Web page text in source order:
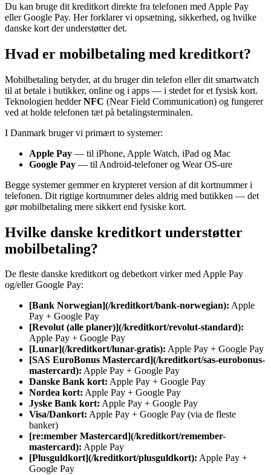
Du kan bruge dit kreditkort direkte fra telefonen med Apple Pay
eller Google Pay. Her forklarer vi opsætning, sikkerhed, og hvilke
danske kort der understøtter det.
Hvad er mobilbetaling med kreditkort?
Mobilbetaling betyder, at du bruger din telefon eller dit smartwatch
til at betale i butikker, online og i apps — i stedet for et fysisk kort.
Teknologien hedderNFC (Near Field Communication) og fungerer
ved at holde telefonen tæt på betalingsterminalen.
I Danmark bruger vi primært to systemer:
Apple Pay — til iPhone, Apple Watch, iPad og Mac
Google Pay — til Android-telefoner og Wear OS-ure
Begge systemer gemmer en krypteret version af dit kortnummer i
telefonen. Dit rigtige kortnummer deles aldrig med butikken — det
gør mobilbetaling mere sikkert end fysiske kort.
Hvilke danske kreditkort understøtter
mobilbetaling?
De fleste danske kreditkort og debetkort virker med Apple Pay
og/eller Google Pay:
[Bank Norwegian](/kreditkort/bank-norwegian): Apple
Pay + Google Pay
[Revolut (alle planer)](/kreditkort/revolut-standard):
Apple Pay + Google Pay
[Lunar](/kreditkort/lunar-gratis): Apple Pay + Google Pay
[SAS EuroBonus Mastercard](/kreditkort/sas-eurobonus-
mastercard): Apple Pay + Google Pay
Danske Bank kort: Apple Pay + Google Pay
Nordea kort: Apple Pay + Google Pay
Jyske Bank kort: Apple Pay + Google Pay
Visa/Dankort: Apple Pay + Google Pay (via de fleste
banker)
[re:member Mastercard](/kreditkort/remember-
mastercard): Apple Pay
[Plusguldkort](/kreditkort/plusguldkort): Apple Pay +
Google Pay